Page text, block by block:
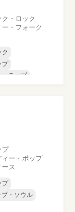
・ロック
・フォーク
ク
プ
・ラップ
プ
ィー・ポップ
ス
プ
プ・ソウル